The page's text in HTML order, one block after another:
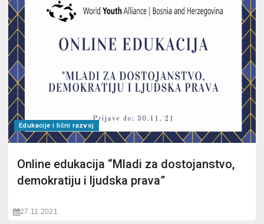
Edukacije i lični razvoj
Online edukacija “Mladi za dostojanstvo,
demokratiju i ljudska prava”
27.11.2021